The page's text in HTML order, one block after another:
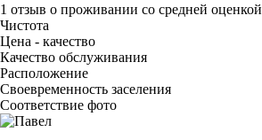
1 отзыв о проживании со средней оценкой
Чистота
Цена - качество
Качество обслуживания
Расположение
Своевременность заселения
Соответствие фото